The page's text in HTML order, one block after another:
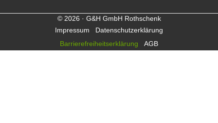
© 2026 · G&H GmbH Rothschenk
Impressum
Datenschutzerklärung
Barrierefreiheitserklärung
AGB